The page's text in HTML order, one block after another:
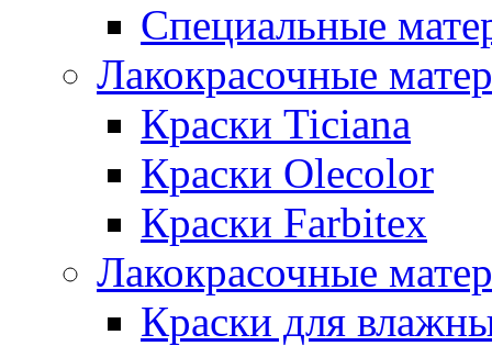
Специальные
Лакокрасочные
Краски Ticiana
Краски Olecolor
Краски Farbitex
Лакокрасочные
Краски для